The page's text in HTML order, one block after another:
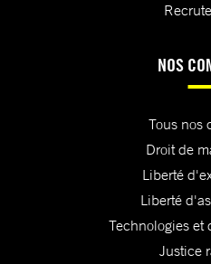
NOS
Tous nos
Droit de
Liberté
Liberté
Technologies et
Justice